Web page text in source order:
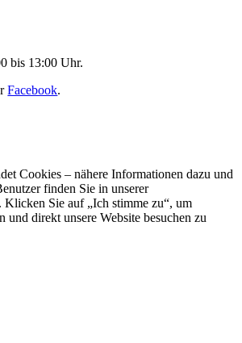
bis 13:00 Uhr.
Facebook.
Cookies – nähere Informationen dazu und
finden Sie in unserer
. Klicken Sie auf „Ich stimme zu“, um
und direkt unsere Website besuchen zu